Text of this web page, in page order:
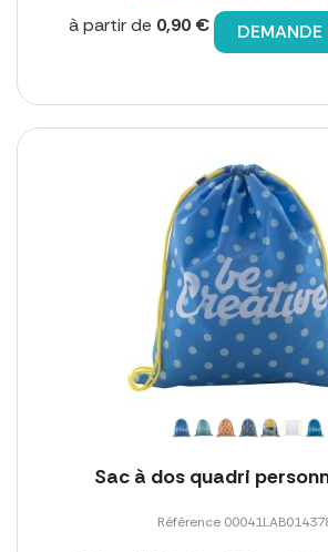
à partir de 0,90 € DEMANDE
Sac à dos quadri
Référence